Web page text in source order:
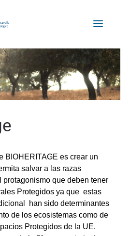
BIOHERITAGE es crear un
salvar a las razas
protagonismo que deben tener
Protegidos ya que estas
han sido determinantes
de los ecosistemas como de
Protegidos de la UE.